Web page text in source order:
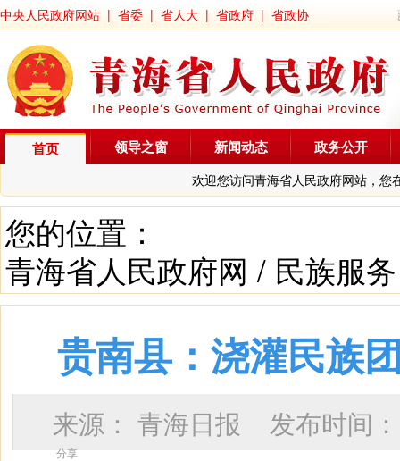
中央人民政府网站 | 省委 | 省人大 | 省政府 | 省政协
首页
欢迎您访问青海省人民政府网站，您
领导之窗 新闻动态 政务公开
您的位置：
青海省人民政府网 / 民族服务
贵南县：浇灌民族
来源：青海日报 发布时间
分享